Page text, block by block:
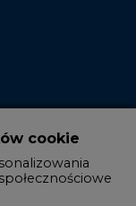
cookie